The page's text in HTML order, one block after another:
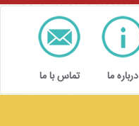
درباره ما تماس با ما